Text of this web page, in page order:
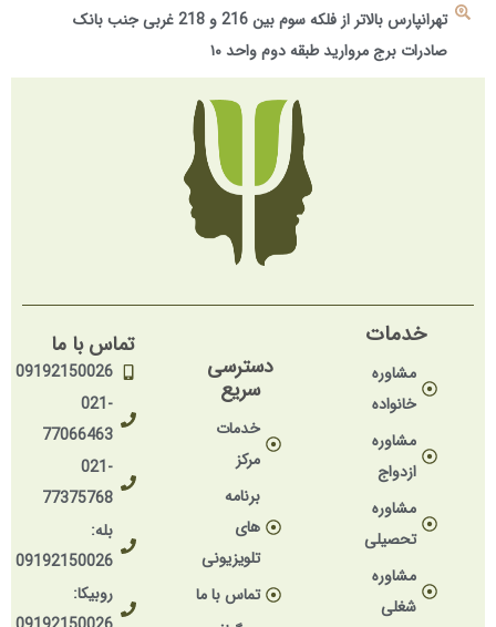
تهرانپارس بالاتر از فلکه سوم بین 216 و 218 غربی جنب بانک
صادرات برج مروارید طبقه دوم واحد ۱۰
خدمات
مشاوره
خانواده
مشاوره
ازدواج
مشاوره
تحصیلی
مشاوره
شغلی
دسترسی
سریع
خدمات
مرکز
برنامه
های
تلویزیونی
تماس با ما
تماس با ما
09192150026
021-
77066463
021-
77375768
بله:
09192150026
روبیکا: